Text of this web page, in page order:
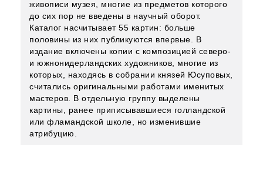
живописи музея, многие из предметов которого
до сих пор не введены в научный оборот.
Каталог насчитывает 55 картин: больше
половины из них публикуются впервые. В
издание включены копии с композицией северо-
и южнонидерландских художников, многие из
которых, находясь в собрании князей Юсуповых,
считались оригинальными работами именитых
мастеров. В отдельную группу выделены
картины, ранее приписывавшиеся голландской
или фламандской школе, но изменившие
атрибуцию.